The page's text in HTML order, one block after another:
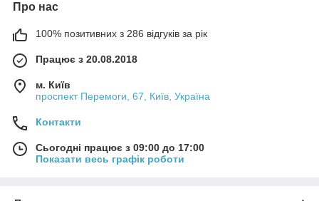
Про нас
100% позитивних з 286 відгуків за рік
Працює з 20.08.2018
м. Київ
проспект Перемоги, 67, Київ, Україна
Контакти
Сьогодні працює з 09:00 до 17:00
Показати весь графік роботи